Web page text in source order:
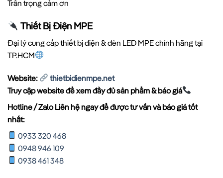
Trân trọng cảm ơn
Thiết Bị Điện MPE
Đại lý cung cấp thiết bị điện & đèn LED MPE chính hãng tại
TP.HCM
Website:
thietbidienmpe.net
Truy cập website để xem đầy đủ sản phẩm & báo giá
Hotline / Zalo Liên hệ ngay để được tư vấn và báo giá tốt
nhất:
0933 320 468
0948 946 109
0938 461 348